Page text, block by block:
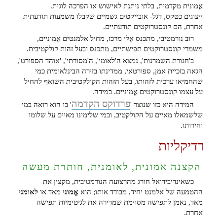
אֱמונית מקדמית, בלתי ניתנת לאישוש או הפרכה לוגית.
ייצוגים כטקס, דגל- אובייקטים גשמיים שקבלו משמעות תודעתית
אחרת, הם קונסטרוקטים תודעתיים.
רוב נורמטיבי, מתכנס אֱלי מרכז, מחיל אלמנטים אֱמוניים,
משמרי קונסטרוקטים תפישתיים, מתכנס ובעל זהות קולקטיבית.
ב'חגורת השמרנות', נמצא ה'לאומי', ה'מסורתי', 'אוהד הספורט',
הגאה בזכיית אמן, ספורטאי, ממדינתו בזירה הבינלאומית כמי
שהחמיאו ערכית לזהותו, בעל הזהות הקולקטיבית השואף להחיל
על עצמו קונסטרוקטים אֱמוניים. במידה.
המידה היא כזו שנוצר 'פרדוקס הקדמה' בו הוא רואה במי
שלשמאלו מאיים על הקולקטיב, ובמי שלימינו מאיים על שלומו
וחירותו.
רדיקליות
הקצנה אמונית, לאומנית, חותרת מעשה
כשאינדיבידואל חורג מהרצועה הנורמטיבית, מקצין את
ההטמעה של אלמנט יחיד, מבודד אותו; הוא אֱמוני מאד אולאומני
מאד, נאמן לתפישה מסוימת שמדירה את לגיטימיות תפישה
אחרת.